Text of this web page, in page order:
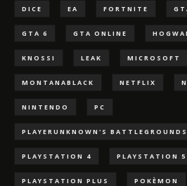
DICE EA FORTNITE
GTA 6 GTA ONLINE
KNOSSI LEAK MICROSOFT
MONTANABLACK NETFLIX
NINTENDO PC
PLAYERUNKNOWN'S BATTLEGROUNDS
PLAYSTATION 4 PLAYSTATION 5
PLAYSTATION PLUS POKÈMON